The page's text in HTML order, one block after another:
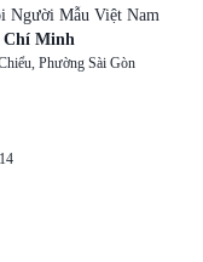
Người Mẫu Việt Nam
Chí Minh
Phường Sài Gòn